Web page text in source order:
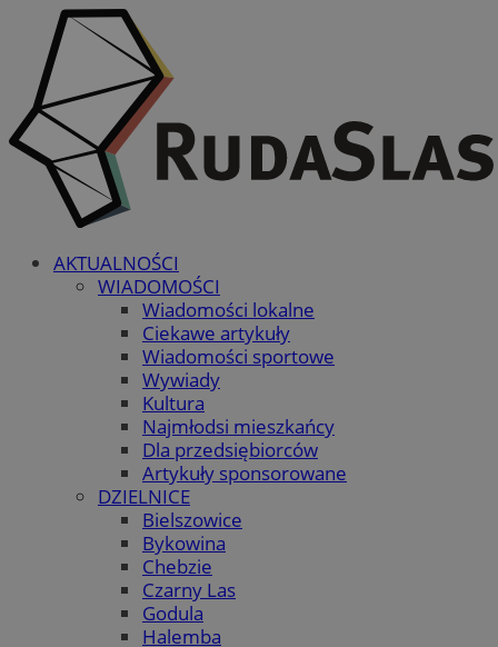
AKTUALNOŚCI
WIADOMOŚCI
Wiadomości lokalne
Ciekawe artykuły
Wiadomości sportowe
Wywiady
Kultura
Najmłodsi mieszkańcy
Dla przedsiębiorców
Artykuły sponsorowane
DZIELNICE
Bielszowice
Bykowina
Chebzie
Czarny Las
Godula
Halemba